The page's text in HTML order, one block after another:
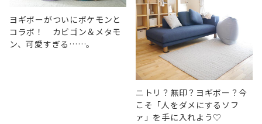
ヨギボーがついにポケモンと
コラボ！ カビゴン＆メタモ
ン、可愛すぎる……。
ニトリ？無印？ヨギボー？今
こそ「人をダメにするソフ
ァ」を手に入れよう♡